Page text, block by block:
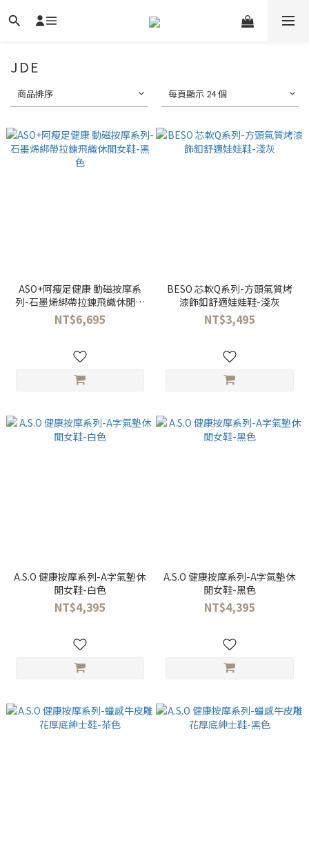
JDE
商品排序 每頁顯示 24 個
ASO+阿瘦足健康 動磁按摩系
列-石墨烯綁帶拉鍊飛織休閒女
鞋-黑色
NT$6,695
BESO 芯軟Q系列-方頭氣質烤
漆飾釦舒適娃娃鞋-淺灰
NT$3,495
A.S.O 健康按摩系列-A字氣墊休
閒女鞋-白色
NT$4,395
A.S.O 健康按摩系列-A字氣墊休
閒女鞋-黑色
NT$4,395